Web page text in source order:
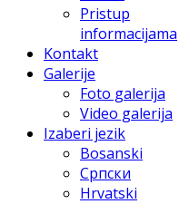
Pristup
informacijama
Kontakt
Galerije
Foto galerija
Video galerija
Izaberi jezik
Bosanski
Српски
Hrvatski